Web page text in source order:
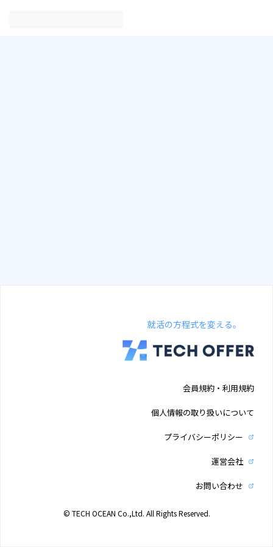
就活の方程式を変える。
会員規約・利用規約
個人情報の取り扱いについて
プライバシーポリシー
運営会社
お問い合わせ
© TECH OCEAN Co.,Ltd. All Rights Reserved.